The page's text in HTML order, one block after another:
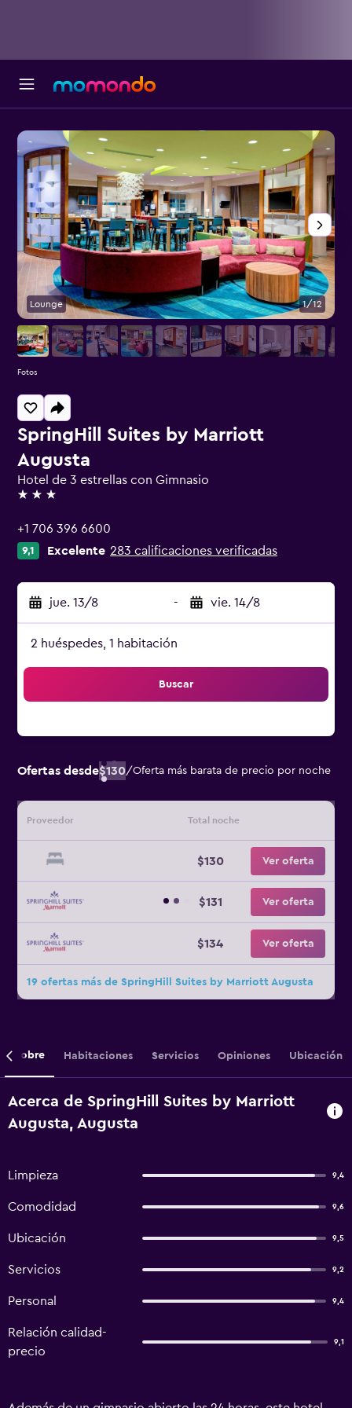
SpringHill Suites by Marriott
Augusta
Hotel de 3 estrellas con Gimnasio
3 estrellas
+1 706 396 6600
9,1 Excelente 283 calificaciones verificadas
jue. 13/8 - vie. 14/8
2 huéspedes, 1 habitación
Buscar
Ofertas desde$130/Oferta más barata de precio por noche
Proveedor Total noche
$130 Ver oferta
$131 Ver oferta
$134 Ver oferta
19 ofertas más de SpringHill Suites by Marriott Augusta
Lounge 1/12
Fotos
Sobre Habitaciones Servicios Opiniones Ubicación
Acerca de SpringHill Suites by Marriott
Augusta, Augusta
Limpieza 9,4
Comodidad 9,6
Ubicación 9,5
Servicios 9,2
Personal 9,4
Relación calidad-
precio
9,1